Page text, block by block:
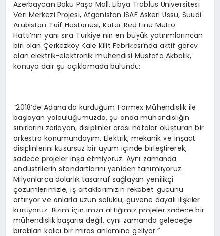
Azerbaycan Bakü Paşa Mall, Libya Trablus Üniversitesi
Veri Merkezi Projesi, Afganistan ISAF Askeri Üssü, Suudi
Arabistan Taif Hastanesi, Katar Red Line Metro
Hattı’nın yanı sıra Türkiye’nin en büyük yatırımlarından
biri olan Çerkezköy Kale Kilit Fabrikası’nda aktif görev
alan elektrik-elektronik mühendisi Mustafa Akbalık,
konuya dair şu açıklamada bulundu:
“2018’de Adana’da kurduğum Formex Mühendislik ile
başlayan yolculuğumuzda, şu anda mühendisliğin
sınırlarını zorlayan, disiplinler arası notalar oluşturan bir
orkestra konumundayım. Elektrik, mekanik ve inşaat
disiplinlerini kusursuz bir uyum içinde birleştirerek,
sadece projeler inşa etmiyoruz. Aynı zamanda
endüstrilerin standartlarını yeniden tanımlıyoruz.
Milyonlarca dolarlık tasarruf sağlayan yenilikçi
çözümlerimizle, iş ortaklarımızın rekabet gücünü
artırıyor ve onlarla uzun soluklu, güvene dayalı ilişkiler
kuruyoruz. Bizim için imza attığımız projeler sadece bir
mühendislik başarısı değil, aynı zamanda geleceğe
bırakılan kalıcı bir miras anlamına geliyor.”